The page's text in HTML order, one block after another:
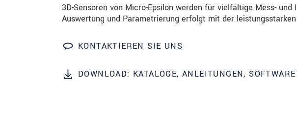
3D-Sensoren von Micro-Epsilon werden für vielfältige Mess-
Auswertung und Parametrierung erfolgt mit der
KONTAKTIEREN SIE UNS
DOWNLOAD: KATALOGE, ANLEITUNGEN, SOFTWARE
Name*
Firma *